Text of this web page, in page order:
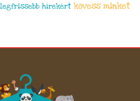
hírekért kövess minket